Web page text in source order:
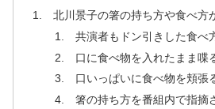
北川景子の箸の持ち方や食べ方
共演者もドン引きした食べ
口に食べ物を入れたまま喋
口いっぱいに食べ物を頬張
箸の持ち方を番組内で指摘